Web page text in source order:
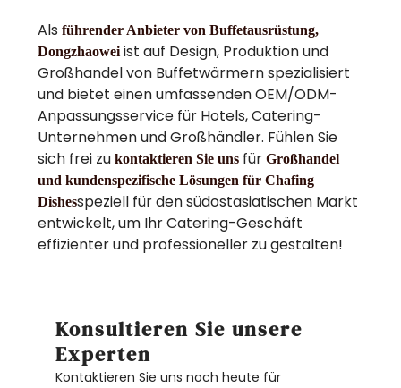
Als führender Anbieter von Buffetausrüstung,
Dongzhaoweiist auf Design, Produktion und
Großhandel von Buffetwärmern spezialisiert
und bietet einen umfassenden OEM/ODM-
Anpassungsservice für Hotels, Catering-
Unternehmen und Großhändler. Fühlen Sie
sich frei zu kontaktieren Sie uns fürGroßhandel
und kundenspezifische Lösungen für Chafing
Dishesspeziell für den südostasiatischen Markt
entwickelt, um Ihr Catering-Geschäft
effizienter und professioneller zu gestalten!
Konsultieren Sie unsere
Experten
Kontaktieren Sie uns noch heute für